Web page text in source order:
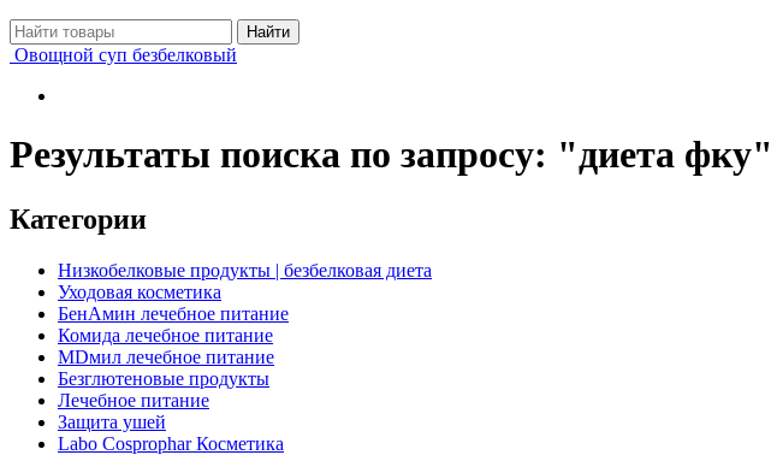
Овощной суп безбелковый
Результаты поиска по запросу: "диета фку"
Категории
Низкобелковые продукты | безбелковая диета
Уходовая косметика
БенАмин лечебное питание
Комида лечебное питание
MDмил лечебное питание
Безглютеновые продукты
Лечебное питание
Защита ушей
Labo Cosprophar Косметика